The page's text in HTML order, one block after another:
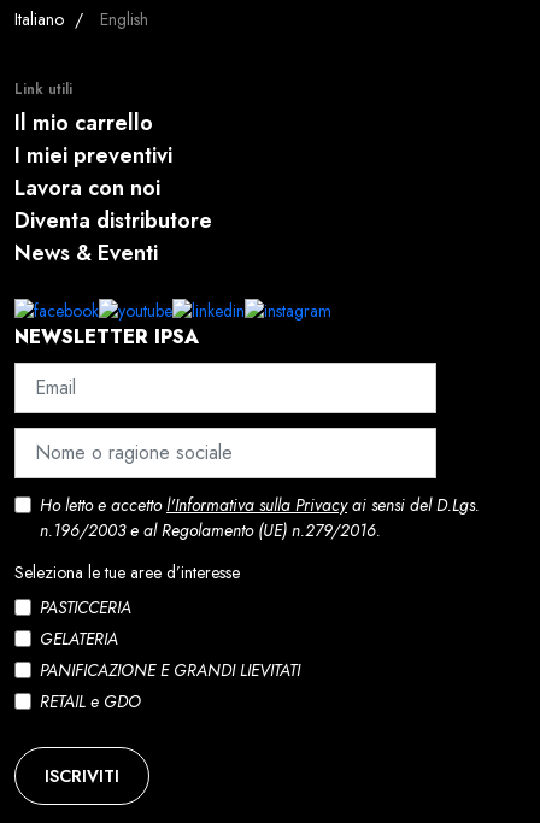
NEWSLETTER IPSA
Ho letto e accettol'Informativa sulla Privacyai sensi del D.Lgs.
n.196/2003 e al Regolamento (UE) n.279/2016.
Seleziona le tue aree d’interesse
PASTICCERIA
GELATERIA
PANIFICAZIONE E GRANDI LIEVITATI
RETAIL e GDO
ISCRIVITI
Seleziona la tua lingua
Italiano English
Link utili
Il mio carrello
I miei preventivi
Lavora con noi
Diventa distributore
News & Eventi